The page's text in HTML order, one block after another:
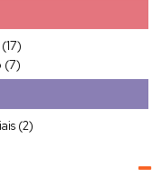
(7)
(2)